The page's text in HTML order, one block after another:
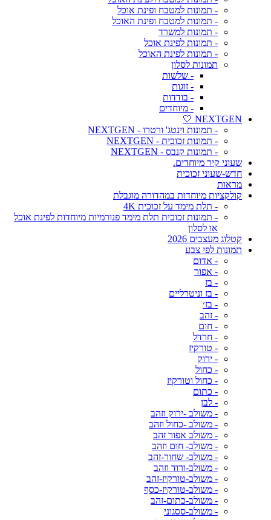
- תמונות למטבח ופינת אוכל
- תמונות למטבח ופינת האוכל
- תמונות למשרד
- תמונות לפינת אוכל
- תמונות לפינת האוכל
תמונות לסלון
- שלשות
- זוגות
- בודדות
- מיוחדים
NEXTGEN 🤍
- תמונות וינטג' ורטרו - NEXTGEN
- תמונות זכוכית - NEXTGEN
- תמונות קנבס - NEXTGEN
שעוני קיר מיוחדים.
חדש-שעוני זכוכית
מראות
קולקציות מיוחדות במהדורה מוגבלת
- תלת מימד על זכוכית 4K
- תמונות זכוכית תלת מימד פנורמיות מיוחדות לפינת אוכל
או לסלון
קטלוג מעצבים 2026
תמונות לפי צבע
- אדום
- אפור
- בז
- בז וניטרליים
- בז׳
- זהב
- חום
- חרדל
- טורקיז
- ירוק
- כחול
- כחול וטורקיז
- כתום
- לבן
- משולב -ירוק וזהב
- משולב -כחול וזהב
- משולב אפור זהב
- משולב- חום וזהב
- משולב- שחור-זהב
- משולב-ורוד וזהב
- משולב-טורקיז-זהב
- משולב-טורקיז-כסף
- משולב-כתום-זהב
- משולב-ססגוני